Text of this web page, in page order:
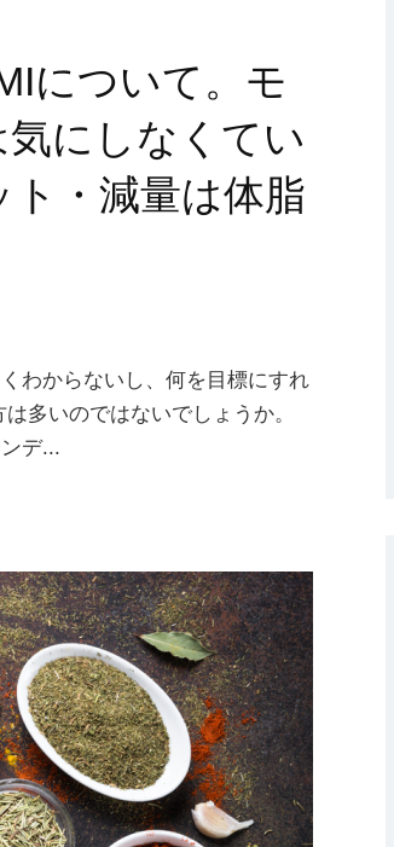
について。モ
にしなくてい
・減量は体脂
わからないし、何を目標にすれ
多いのではないでしょうか。
デ...